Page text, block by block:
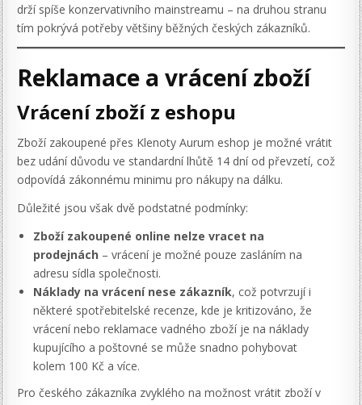
drží spíše konzervativního mainstreamu – na druhou stranu
tím pokrývá potřeby většiny běžných českých zákazníků.
Reklamace a vrácení zboží
Vrácení zboží z eshopu
Zboží zakoupené přes Klenoty Aurum eshop je možné vrátit
bez udání důvodu ve standardní lhůtě 14 dní od převzetí, což
odpovídá zákonnému minimu pro nákupy na dálku.
Důležité jsou však dvě podstatné podmínky:
Zboží zakoupené online nelze vracet na
prodejnách – vrácení je možné pouze zasláním na
adresu sídla společnosti.
Náklady na vrácení nese zákazník, což potvrzují i
některé spotřebitelské recenze, kde je kritizováno, že
vrácení nebo reklamace vadného zboží je na náklady
kupujícího a poštovné se může snadno pohybovat
kolem 100 Kč a více.
Pro českého zákazníka zvyklého na možnost vrátit zboží v